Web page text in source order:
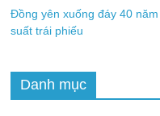
Đồng yên xuống đáy 40
suất trái phiếu
Danh mục